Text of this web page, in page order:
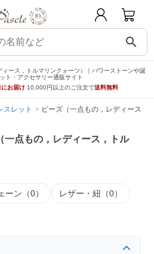
search
ース，トルマリンクォーツ）｜パワーストーンや誕
ト・アクセサリー通販サイト
お届け 10,000円以上のご注文で送料無料
スレット ビーズ（一点もの，レディース，
一点もの，レディース，トル
ーン（0） レザー・紐（0）